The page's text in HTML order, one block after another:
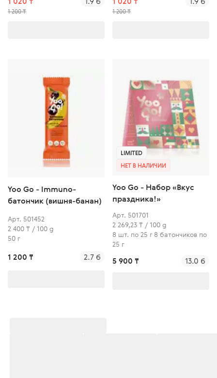
1 200 ₸ 1 200 ₸
Yoo Gо - Immuno-
батончик (вишня-банан)
Арт. 501452
2 400 ₸ / 100 g
50 г
1 200 ₸ 2.7 б
LIMITED
НЕТ В НАЛИЧИИ
Yoo Go - Набор «Вкус
праздника!»
Арт. 501701
2 269,23 ₸ / 100 g
8 шт. по 25 г 8 батончиков по
25 г
5 900 ₸ 13.0 б